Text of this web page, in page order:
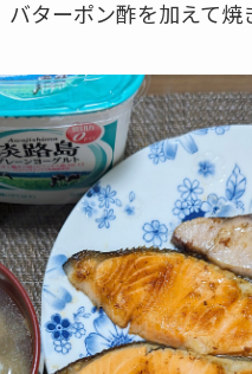
ターポン酢を加えて焼